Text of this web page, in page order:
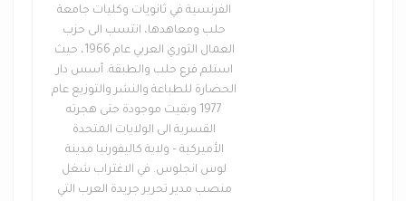
في ثقافتنا، تحمل ذكرى الأربعين معنىً خاصاً. إنها ليست
زمناً كافياً للنسيان، ولا محطةً لإغلاق الحزن، بل وقفة بين
الفقد والوفاء. في هذه الوقفة، يتراجع ضجيج الخبر الأول،
وتبدأ الأسئلة الأعمق: ماذا بقي من الإنسان؟ ماذا ترك في
الناس؟ وما القيمة التي تستحق أن تُصان بعد رحيله؟
ومع محمد كعكاتي، يبدو الجواب واضحاً: بقيت سيرة رجلٍ
جعل من الصحافة مساحةً لخدمة الآخرين. بقيت صورة
الفرنسية في ثانويات وكليات جامعة
حلب ومعاهدها، انتسب الى حزب
العمال الثوري العربي عام 1966، حيث
استلم فرع حلب والطبقة. أسس دار
الحضارة للطباعة والنشر والتوزيع عام
1977 وبقيت موجودة حتى هجرته
القسرية الى الولايات المتحدة
الأميركية – ولاية كاليفورنيا مدينة
لوس انجلوس. في الاغتراب شغل
منصب مدير تحرير جريدة العرب التي